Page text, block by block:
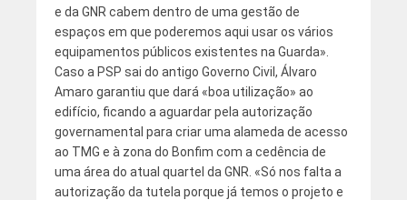
e da GNR cabem dentro de uma gestão de
espaços em que poderemos aqui usar os vários
equipamentos públicos existentes na Guarda».
Caso a PSP sai do antigo Governo Civil, Álvaro
Amaro garantiu que dará «boa utilização» ao
edifício, ficando a aguardar pela autorização
governamental para criar uma alameda de acesso
ao TMG e à zona do Bonfim com a cedência de
uma área do atual quartel da GNR. «Só nos falta a
autorização da tutela porque já temos o projeto e